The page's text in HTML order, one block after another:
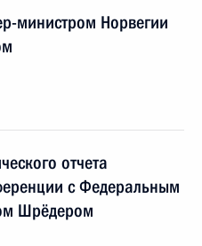
министром Норвегии
отчета
с Федеральным
Шрёдером